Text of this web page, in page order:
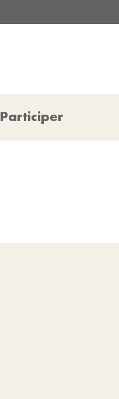
Participer